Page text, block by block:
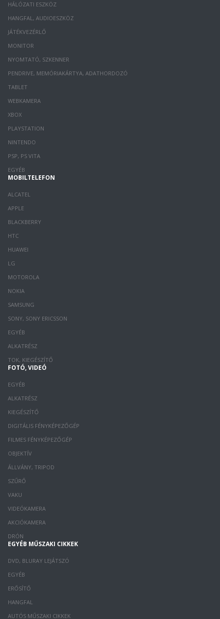
HÁLÓZATI ESZKÖZ
HANGFAL, AUDIOESZKÖZ
JÁTÉKVEZÉRLŐ
MONITOR
NYOMTATÓ, SZKENNER
PENDRIVE, MEMÓRIAKÁRTYA, ADATHORDOZÓ
TABLET
WEBKAMERA
XBOX
PLAYSTATION
NINTENDO
PSP, PS VITA
EGYÉB
MOBILTELEFON
ALCATEL
APPLE
BLACKBERRY
HTC
HUAWEI
LG
MOTOROLA
NOKIA
SAMSUNG
SONY, SONY ERICSSON
EGYÉB
ALKATRÉSZ
TOK, KIEGÉSZÍTŐ
FOTÓ, VIDEÓ
EGYÉB
ALKATRÉSZ
KIEGÉSZÍTŐ
DIGITÁLIS FÉNYKÉPEZŐGÉP
FILMES FÉNYKÉPEZŐGÉP
OBJEKTÍV
ÁLLVÁNY, TRIPOD
SZŰRŐ
VAKU
VIDEÓKAMERA
AKCIÓKAMERA
DRÓN
EGYÉB MŰSZAKI CIKKEK
DVD, BLURAY LEJÁTSZÓ
EGYÉB
ERŐSÍTŐ
HANGFAL
AUTÓS MŰSZAKI CIKKEK